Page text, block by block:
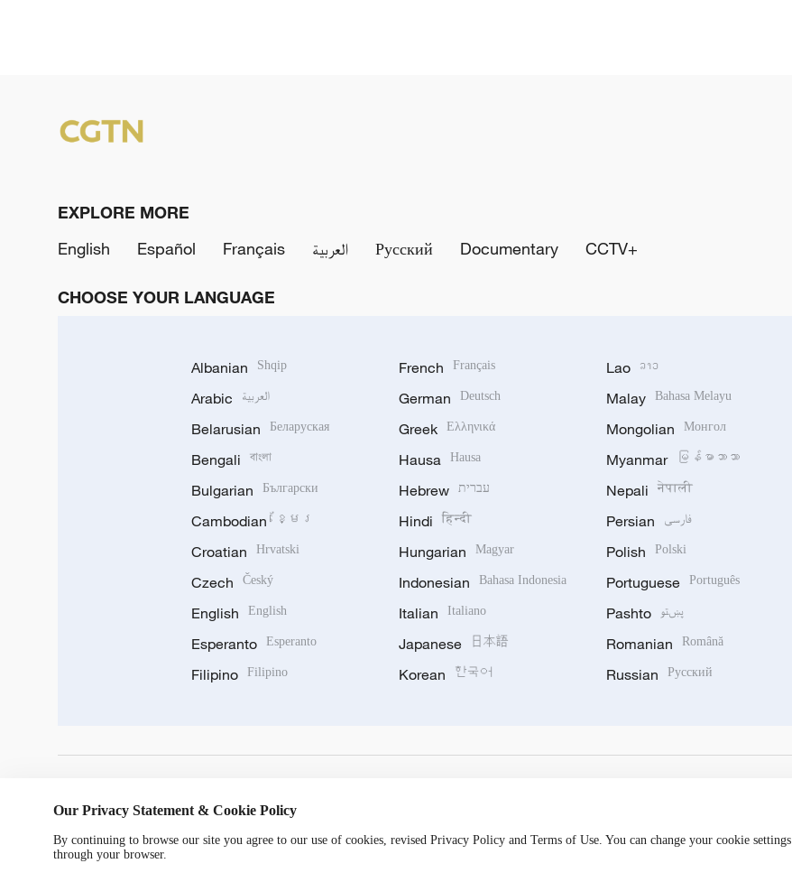
EXPLORE MORE
English
Español Français العربية Русский Documentary CCTV+
CHOOSE YOUR LANGUAGE
Albanian Shqip
Arabic العربية
Belarusian Беларуская
Bengali বাংলা
Bulgarian Български
Cambodian ខ្មែរ
Croatian Hrvatski
Czech Český
English English
Esperanto Esperanto
Filipino Filipino
French Français
German Deutsch
Greek Ελληνικά
Hausa Hausa
Hebrew עברית
Hindi हिन्दी
Hungarian Magyar
Indonesian Bahasa Indonesia
Italian Italiano
Japanese 日本語
Korean 한국어
Lao ລາວ
Malay Bahasa Melayu
Mongolian Монгол
Myanmar မြန်မာဘာသာ
Nepali नेपाली
Persian فارسی
Polish Polski
Portuguese Português
Pashto پښتو
Romanian Română
Russian Русский
Our Privacy Statement & Cookie Policy
By continuing to browse our site you agree to our use of cookies, revised Privacy Policy and Terms of Use. You can change your cookie settings
through your browser.